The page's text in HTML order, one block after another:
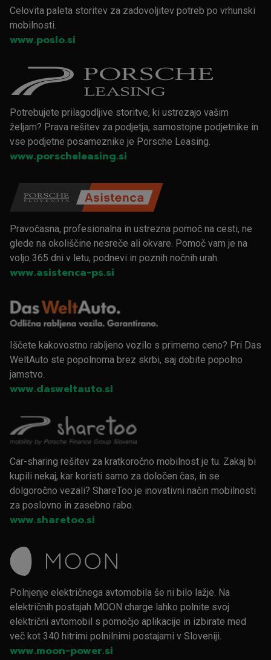
Celovita paleta storitev za zadovoljitev potreb po vrhunski
mobilnosti.
www.poslo.si
Potrebujete prilagodljive storitve, ki ustrezajo vašim
željam? Prava rešitev za podjetja, samostojne podjetnike in
vse podjetne posameznike je Porsche Leasing.
www.porscheleasing.si
Pravočasna, profesionalna in ustrezna pomoč na cesti, ne
glede na okoliščine nesreče ali okvare. Pomoč vam je na
voljo 365 dni v letu, podnevi in poznih nočnih urah.
www.asistenca-ps.si
Iščete kakovostno rabljeno vozilo s primerno ceno? Pri Das
WeltAuto ste popolnoma brez skrbi, saj dobite popolno
jamstvo.
www.dasweltauto.si
Car-sharing rešitev za kratkoročno mobilnost je tu. Zakaj bi
kupili nekaj, kar koristi samo za določen čas, in se
dolgoročno vezali? ShareToo je inovativni način mobilnosti
za poslovno in zasebno rabo.
www.sharetoo.si
Polnjenje električnega avtomobila še ni bilo lažje. Na
električnih postajah MOON charge lahko polnite svoj
električni avtomobil s pomočjo aplikacije in izbirate med
več kot 340 hitrimi polnilnimi postajami v Sloveniji.
www.moon-power.si